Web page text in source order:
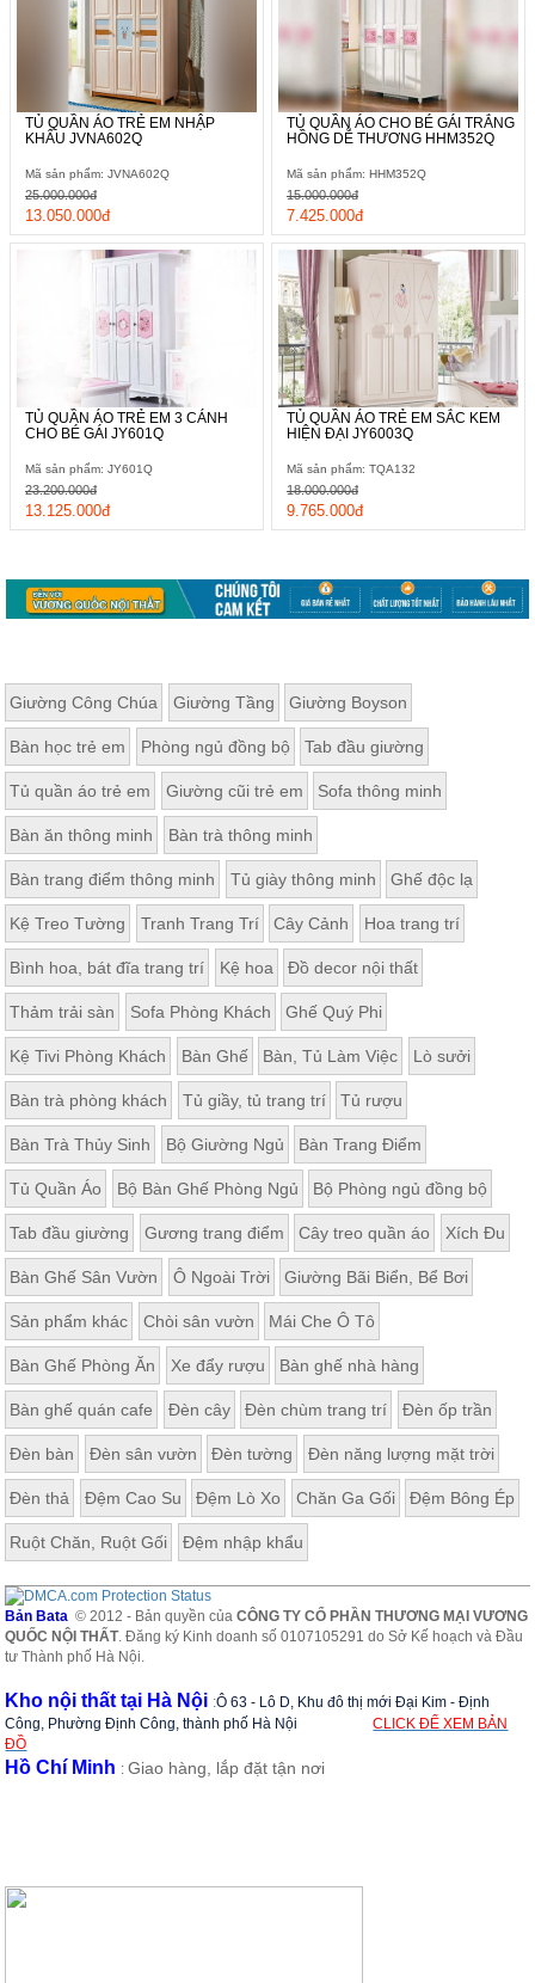
TỦ QUẦN ÁO TRẺ EM NHẬP
KHẨU JVNA602Q
Mã sản phẩm: JVNA602Q
13.050.000đ
25.000.000đ
TỦ QUẦN ÁO CHO BÉ GÁI TRẮNG
HỒNG DỄ THƯƠNG HHM352Q
Mã sản phẩm: HHM352Q
7.425.000đ
15.000.000đ
TỦ QUẦN ÁO TRẺ EM 3 CÁNH
CHO BÉ GÁI JY601Q
Mã sản phẩm: JY601Q
13.125.000đ
23.200.000đ
TỦ QUẦN ÁO TRẺ EM SẮC KEM
HIỆN ĐẠI JY6003Q
Mã sản phẩm: TQA132
9.765.000đ
18.000.000đ
Giường Công Chúa Giường Tầng Giường Boyson
Bàn học trẻ em Phòng ngủ đồng bộ Tab đầu giường
Tủ quần áo trẻ em Giường cũi trẻ em Sofa thông minh
Bàn ăn thông minh Bàn trà thông minh
Bàn trang điểm thông minh Tủ giày thông minh Ghế độc lạ
Kệ Treo Tường Tranh Trang Trí Cây Cảnh Hoa trang trí
Bình hoa, bát đĩa trang trí Kệ hoa Đồ decor nội thất
Thảm trải sàn Sofa Phòng Khách Ghế Quý Phi
Kệ Tivi Phòng Khách Bàn Ghế Bàn, Tủ Làm Việc Lò sưởi
Bàn trà phòng khách Tủ giầy, tủ trang trí Tủ rượu
Bàn Trà Thủy Sinh Bộ Giường Ngủ Bàn Trang Điểm
Tủ Quần Áo Bộ Bàn Ghế Phòng Ngủ Bộ Phòng ngủ đồng bộ
Tab đầu giường Gương trang điểm Cây treo quần áo Xích Đu
Bàn Ghế Sân Vườn Ô Ngoài Trời Giường Bãi Biển, Bể Bơi
Sản phẩm khác Chòi sân vườn Mái Che Ô Tô
Bàn Ghế Phòng Ăn Xe đẩy rượu Bàn ghế nhà hàng
Bàn ghế quán cafe Đèn cây Đèn chùm trang trí Đèn ốp trần
Đèn bàn Đèn sân vườn Đèn tường Đèn năng lượng mặt trời
Đèn thả Đệm Cao Su Đệm Lò Xo Chăn Ga Gối Đệm Bông Ép
Ruột Chăn, Ruột Gối Đệm nhập khẩu
Bản Bata © 2012 - Bản quyền củaCÔNG TY CỔ PHẦN THƯƠNG MẠI VƯƠNG
QUỐC NỘI THẤT. Đăng ký Kinh doanh số 0107105291 do Sở Kế hoạch và Đầu
tư Thành phố Hà Nội.
Kho nội thất tại Hà Nội :Ô 63 - Lô D, Khu đô thị mới Đại Kim - Định
Công, Phường Định Công, thành phố Hà Nội
CLICK ĐỂ XEM BẢN
ĐỒ
Hồ Chí Minh :Giao hàng, lắp đặt tận nơi